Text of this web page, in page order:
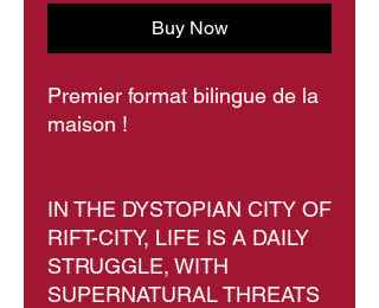
Buy Now
Premier format bilingue de la
maison !
IN THE DYSTOPIAN CITY OF
RIFT-CITY, LIFE IS A DAILY
STRUGGLE, WITH
SUPERNATURAL THREATS